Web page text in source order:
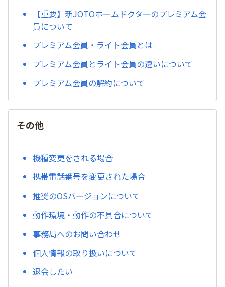
【重要】新JOTOホームドクターのプレミアム会
員について
プレミアム会員・ライト会員とは
プレミアム会員とライト会員の違いについて
プレミアム会員の解約について
その他
機種変更をされる場合
携帯電話番号を変更された場合
推奨のOSバージョンについて
動作環境・動作の不具合について
事務局へのお問い合わせ
個人情報の取り扱いについて
退会したい